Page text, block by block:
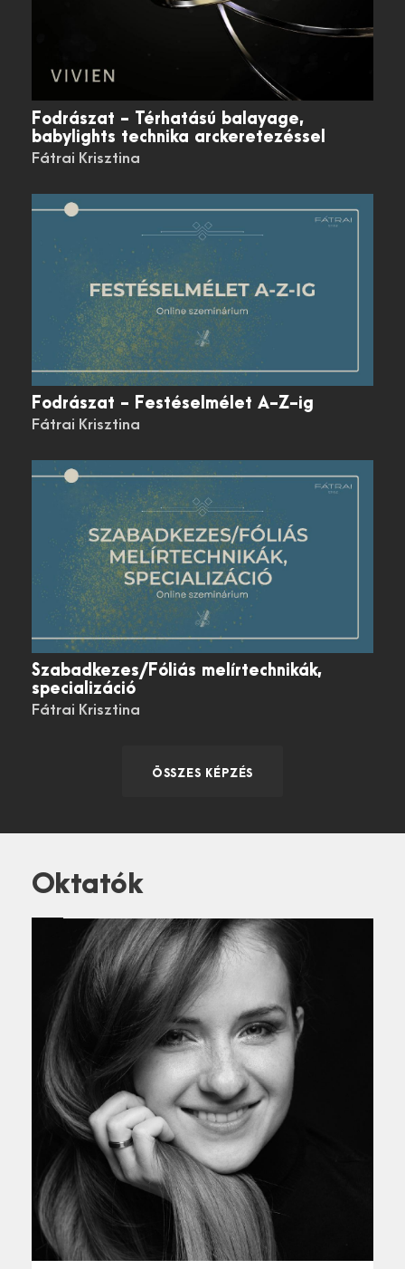
Fodrászat - Térhatású balayage,
babylights technika arckeretezéssel
Fátrai Krisztina
Fodrászat - Festéselmélet A-Z-ig
Fátrai Krisztina
Szabadkezes/Fóliás melírtechnikák,
specializáció
Fátrai Krisztina
ÖSSZES KÉPZÉS
Oktatók